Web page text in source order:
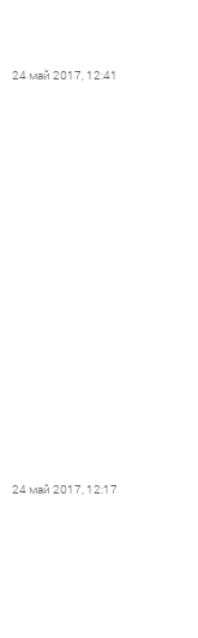
24 май 2017, 12:41
24 май 2017, 12:17